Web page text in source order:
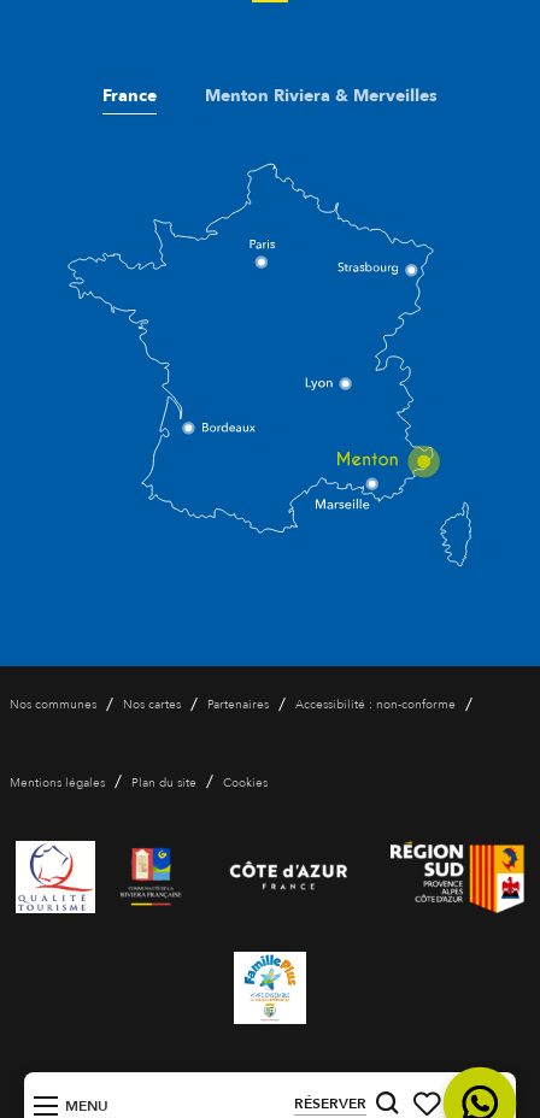
MENU RÉSERVER FR
France Menton Riviera & Merveilles
Nos communes / Nos cartes / Partenaires / Accessibilité : non-conforme /
Mentions légales / Plan du site / Cookies